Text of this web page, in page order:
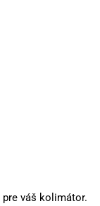
pre váš kolimátor.